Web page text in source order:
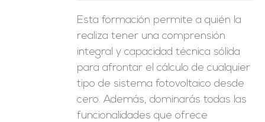
Esta formación permite a quién la
realiza tener una comprensión
integral y capacidad técnica sólida
para afrontar el cálculo de cualquier
tipo de sistema fotovoltaico desde
cero. Además, dominarás todas las
funcionalidades que ofrece